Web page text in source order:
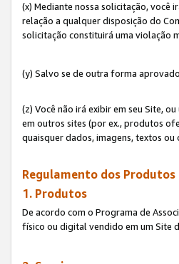
(x) Mediante nossa solicitação, você
relação a qualquer disposição do
solicitação constituirá uma violação
(y) Salvo se de outra forma
(z) Você não irá exibir em seu Site,
em outros sites (por ex., produtos
quaisquer dados, imagens, textos
Regulamento dos
1. Produtos
De acordo com o Programa de
físico ou digital vendido em um Site